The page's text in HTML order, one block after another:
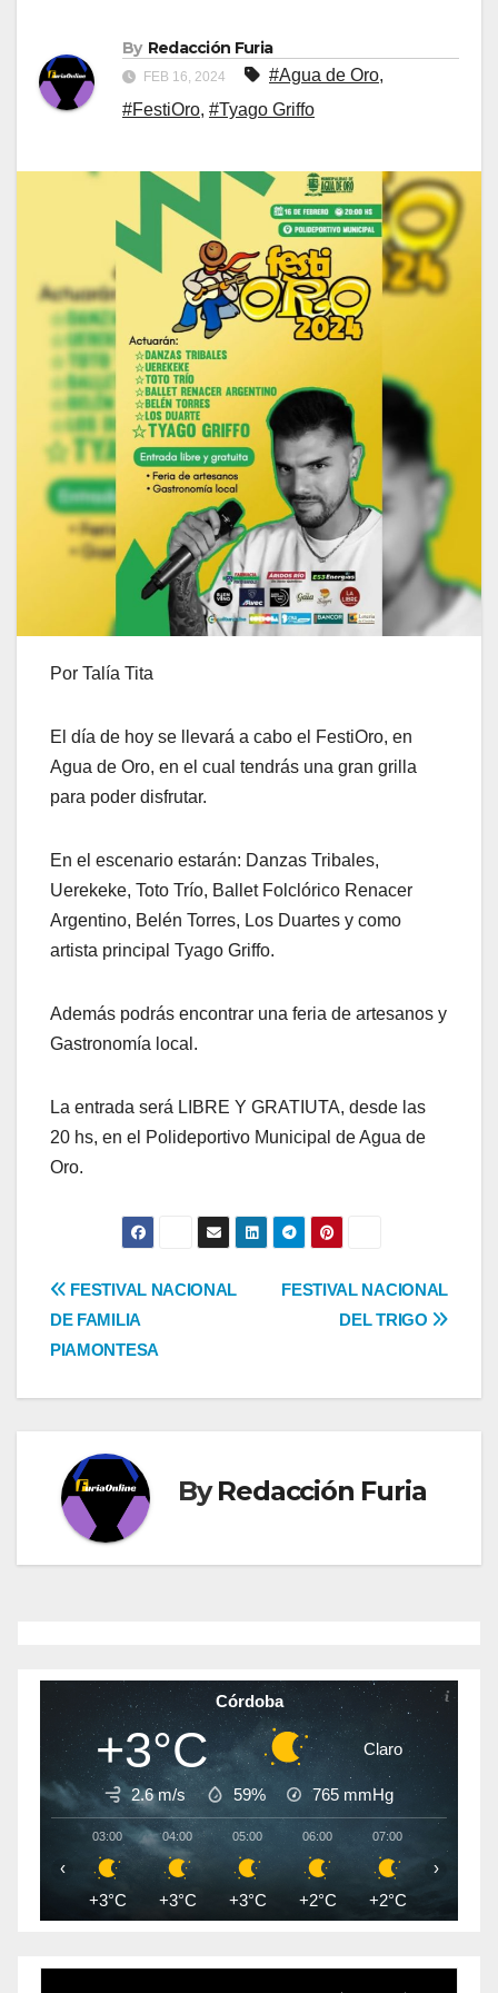
By Redacción Furia
FEB 16, 2024 #Agua de Oro,
#FestiOro, #Tyago Griffo
Por Talía Tita
El día de hoy se llevará a cabo el FestiOro, en
Agua de Oro, en el cual tendrás una gran grilla
para poder disfrutar.
En el escenario estarán: Danzas Tribales,
Uerekeke, Toto Trío, Ballet Folclórico Renacer
Argentino, Belén Torres, Los Duartes y como
artista principal Tyago Griffo.
Además podrás encontrar una feria de artesanos y
Gastronomía local.
La entrada será LIBRE Y GRATIUTA, desde las
20 hs, en el Polideportivo Municipal de Agua de
Oro.
Navegación
de
entradas
FESTIVAL NACIONAL
DEL TRIGO
FESTIVAL NACIONAL
DE FAMILIA
PIAMONTESA
ByRedacción Furia
Córdoba
+3°C Claro
2.6 m/s 59% 765 mmHg
03:00
+3°C
04:00
+3°C
05:00
+3°C
06:00
+2°C
07:00
+2°C +2°C
‹ ›